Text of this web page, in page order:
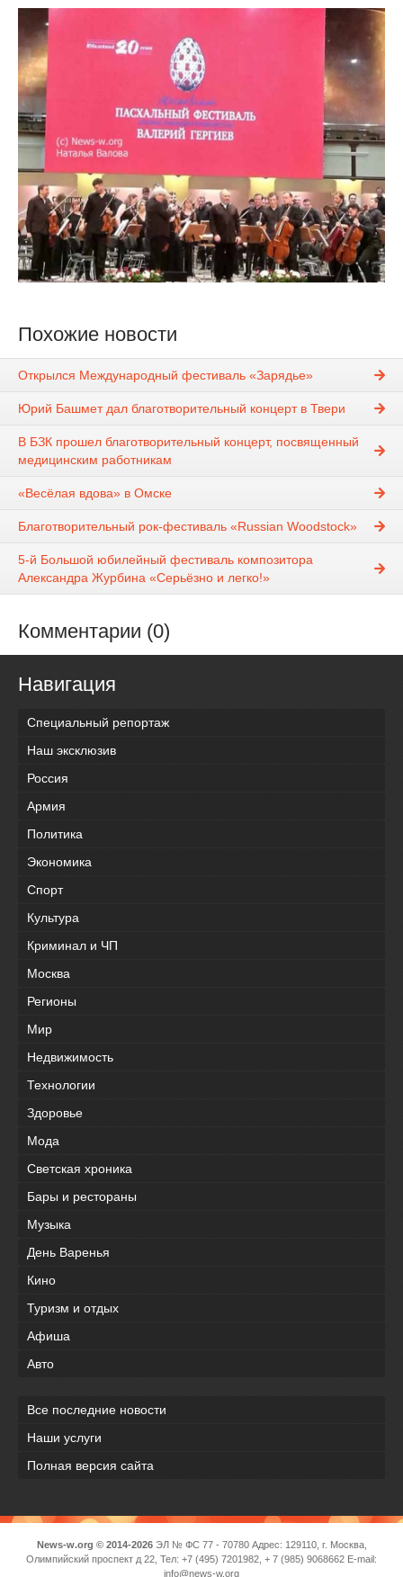
Похожие новости
Открылся Международный фестиваль «Зарядье»
Юрий Башмет дал благотворительный концерт в Твери
В БЗК прошел благотворительный концерт, посвященный
медицинским работникам
«Весёлая вдова» в Омске
Благотворительный рок-фестиваль «Russian Woodstock»
5-й Большой юбилейный фестиваль композитора
Александра Журбина «Серьёзно и легко!»
Комментарии (0)
Навигация
Специальный репортаж
Наш эксклюзив
Россия
Армия
Политика
Экономика
Спорт
Культура
Криминал и ЧП
Москва
Регионы
Мир
Недвижимость
Технологии
Здоровье
Мода
Светская хроника
Бары и рестораны
Музыка
День Варенья
Кино
Туризм и отдых
Афиша
Авто
Все последние новости
Наши услуги
Полная версия сайта
News-w.org © 2014-2026ЭЛ № ФС 77 - 70780 Адрес: 129110, г. Москва,
Олимпийский проспект д 22, Тел: +7 (495) 7201982, + 7 (985) 9068662 E-mail:
info@news-w.org